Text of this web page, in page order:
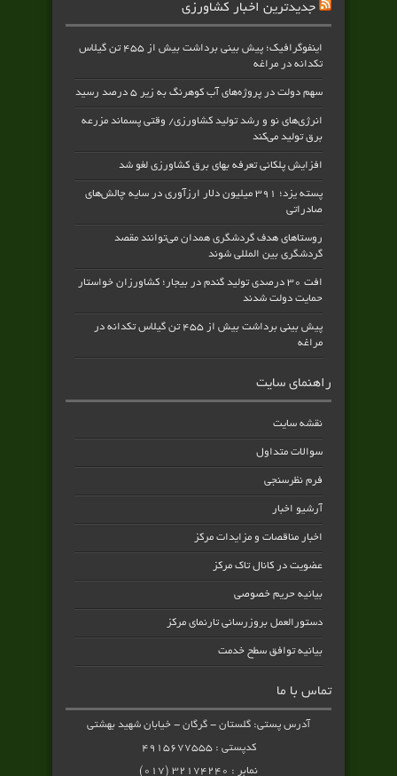
جدیدترین اخبار کشاورزی
اینفوگرافیک؛ پیش بینی برداشت بیش از ۴۵۵ تن گیلاس
تکدانه در مراغه
سهم دولت در پروژه‌های آب کوهرنگ به زیر ۵ درصد رسید
انرژی‌های نو و رشد تولید کشاورزی/ وقتی پسماند مزرعه‌
برق تولید می‌کند
افزایش پلکانی تعرفه بهای برق کشاورزی لغو شد
پسته یزد؛ ۳۹۱ میلیون دلار ارزآوری در سایه چالش‌های
صادراتی
روستاهای هدف گردشگری همدان می‌توانند مقصد
گردشگری بین المللی شوند
افت ۳۰ درصدی تولید گندم در بیجار؛ کشاورزان خواستار
حمایت دولت شدند
پیش بینی برداشت بیش از ۴۵۵ تن گیلاس تکدانه در
مراغه
راهنمای سایت
نقشه سایت
سوالات متداول
فرم نظرسنجی
آرشیو اخبار
اخبار مناقصات و مزایدات مرکز
عضویت در کانال تاک مرکز
بیانیه حریم خصوصی
دستورالعمل بروزرسانی تارنمای مرکز
بیانیه توافق سطح خدمت
تماس با ما
آدرس پستی: گلستان - گرگان - خیابان شهید بهشتی
کدپستی : ۴۹۱۵۶۷۷۵۵۵
نمابر : ۳۲۱۷۴۲۴۰ (۰۱۷)